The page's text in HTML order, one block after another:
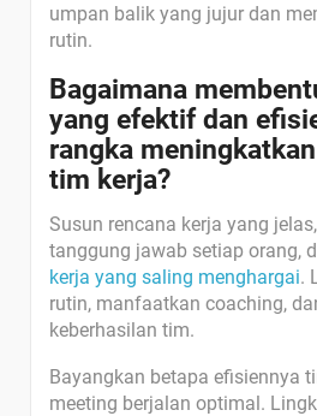
umpan balik yang jujur dan
rutin.
Bagaimana
yang efektif dan
rangka
tim kerja?
Susun rencana kerja yang
tanggung jawab setiap orang,
kerja yang saling menghargai.
rutin, manfaatkan coaching,
keberhasilan tim.
Bayangkan betapa efisiennya
meeting berjalan optimal.